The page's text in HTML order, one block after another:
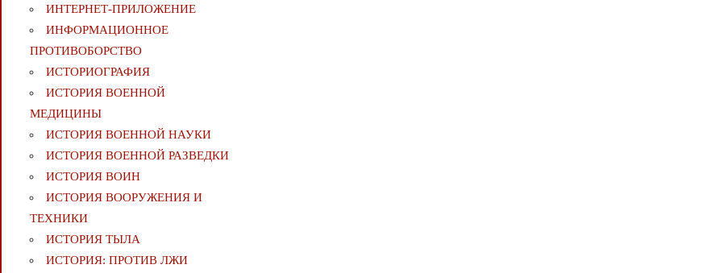
ИНТЕРНЕТ-ПРИЛОЖЕНИЕ
ИНФОРМАЦИОННОЕ
ПРОТИВОБОРСТВО
ИСТОРИОГРАФИЯ
ИСТОРИЯ ВОЕННОЙ
МЕДИЦИНЫ
ИСТОРИЯ ВОЕННОЙ НАУКИ
ИСТОРИЯ ВОЕННОЙ РАЗВЕДКИ
ИСТОРИЯ ВОИН
ИСТОРИЯ ВООРУЖЕНИЯ И
ТЕХНИКИ
ИСТОРИЯ ТЫЛА
ИСТОРИЯ: ПРОТИВ ЛЖИ